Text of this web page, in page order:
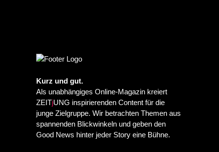
Kurz und gut.
Als unabhängiges Online-Magazin kreiert
ZEITjUNG inspirierenden Content für die
junge Zielgruppe. Wir betrachten Themen aus
spannenden Blickwinkeln und geben den
Good News hinter jeder Story eine Bühne.